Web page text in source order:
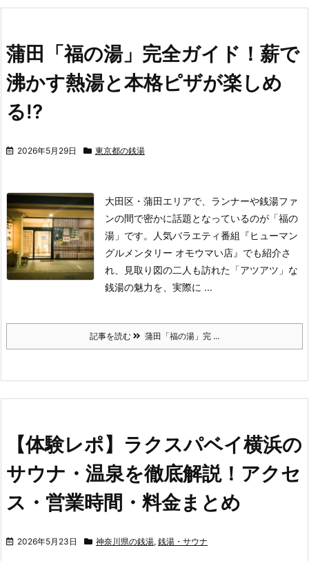
蒲田「福の湯」完全ガイド！薪で
沸かす熱湯と本格ピザが楽しめ
る!?
2026年5月29日 東京都の銭湯
大田区・蒲田エリアで、ランナーや銭湯ファ
ンの間で密かに話題となっているのが「福の
湯」です。
人気バラエティ番組『ヒューマン
グルメンタリー オモウマい店』でも紹介さ
れ、見取り図の二人も訪れた「アツアツ」な
銭湯の魅力を、実際に ...
記事を読む 蒲田「福の湯」完 ...
【体験レポ】ラクスパベイ横浜の
サウナ・温泉を徹底解説！アクセ
ス・営業時間・料金まとめ
2026年5月23日 神奈川県の銭湯, 銭湯・サウナ